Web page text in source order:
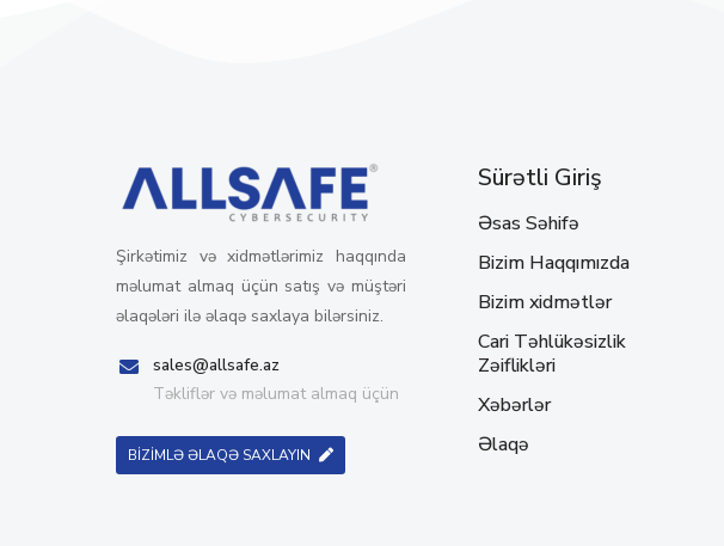
Şirkətimiz və xidmətlərimiz haqqında
məlumat almaq üçün satış və müştəri
əlaqələri ilə əlaqə saxlaya bilərsiniz.
sales@allsafe.az
Təkliflər və məlumat almaq üçün
BİZİMLƏ ƏLAQƏ SAXLAYIN
Sürətli Giriş
Əsas Səhifə
Bizim Haqqımızda
Bizim xidmətlər
Cari Təhlükəsizlik
Zəiflikləri
Xəbərlər
Əlaqə